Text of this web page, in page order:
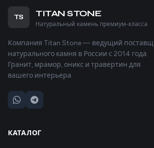
TS TITAN STONE
Натуральный камень премиум-класса
Компания Titan Stone — ведущий
натурального камня в России с 2014 года.
Гранит, мрамор, оникс и травертин для
вашего интерьера.
КАТАЛОГ